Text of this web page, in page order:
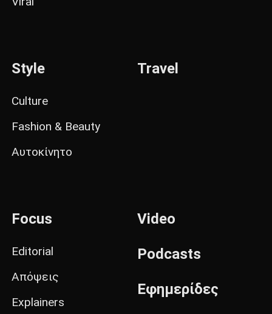
Style
Culture
Fashion & Beauty
Αυτοκίνητο
Travel
Focus
Editorial
Απόψεις
Explainers
Video
Podcasts
Εφημερίδες